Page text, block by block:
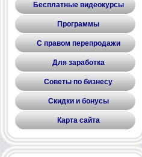
Бесплатные видеокурсы
Программы
С правом перепродажи
Для заработка
Советы по бизнесу
Скидки и бонусы
Карта сайта